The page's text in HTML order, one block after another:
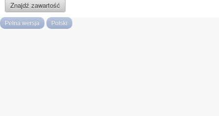
Znajdź zawartość
Pełna wersja Polski